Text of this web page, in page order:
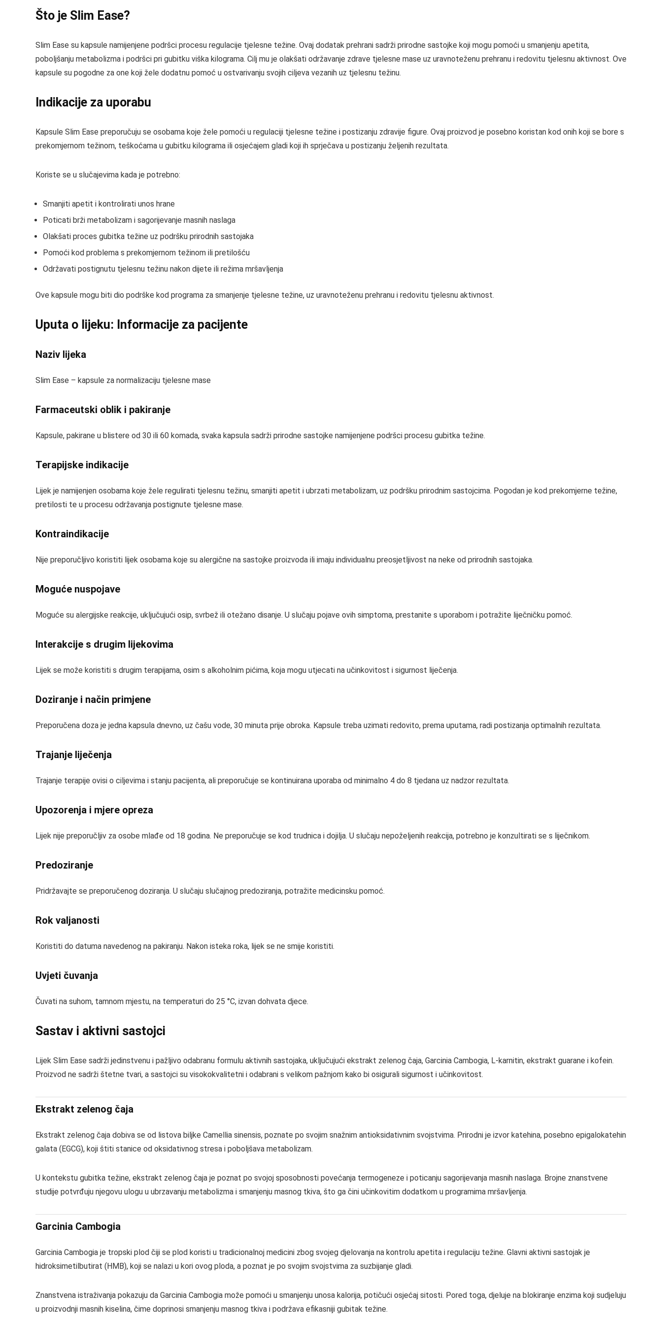
Što je Slim Ease?
Slim Ease su kapsule namijenjene podršci procesu regulacije tjelesne težine. Ovaj dodatak prehrani sadrži prirodne sastojke koji mogu pomoći u smanjenju apetita,
poboljšanju metabolizma i podršci pri gubitku viška kilograma. Cilj mu je olakšati održavanje zdrave tjelesne mase uz uravnoteženu prehranu i redovitu tjelesnu aktivnost. Ove
kapsule su pogodne za one koji žele dodatnu pomoć u ostvarivanju svojih ciljeva vezanih uz tjelesnu težinu.
Indikacije za uporabu
Kapsule Slim Ease preporučuju se osobama koje žele pomoći u regulaciji tjelesne težine i postizanju zdravije figure. Ovaj proizvod je posebno koristan kod onih koji se bore s
prekomjernom težinom, teškoćama u gubitku kilograma ili osjećajem gladi koji ih sprječava u postizanju željenih rezultata.
Koriste se u slučajevima kada je potrebno:
Smanjiti apetit i kontrolirati unos hrane
Poticati brži metabolizam i sagorijevanje masnih naslaga
Olakšati proces gubitka težine uz podršku prirodnih sastojaka
Pomoći kod problema s prekomjernom težinom ili pretilošću
Održavati postignutu tjelesnu težinu nakon dijete ili režima mršavljenja
Ove kapsule mogu biti dio podrške kod programa za smanjenje tjelesne težine, uz uravnoteženu prehranu i redovitu tjelesnu aktivnost.
Uputa o lijeku: Informacije za pacijente
Naziv lijeka
Slim Ease – kapsule za normalizaciju tjelesne mase
Farmaceutski oblik i pakiranje
Kapsule, pakirane u blistere od 30 ili 60 komada, svaka kapsula sadrži prirodne sastojke namijenjene podršci procesu gubitka težine.
Terapijske indikacije
Lijek je namijenjen osobama koje žele regulirati tjelesnu težinu, smanjiti apetit i ubrzati metabolizam, uz podršku prirodnim sastojcima. Pogodan je kod prekomjerne težine,
pretilosti te u procesu održavanja postignute tjelesne mase.
Kontraindikacije
Nije preporučljivo koristiti lijek osobama koje su alergične na sastojke proizvoda ili imaju individualnu preosjetljivost na neke od prirodnih sastojaka.
Moguće nuspojave
Moguće su alergijske reakcije, uključujući osip, svrbež ili otežano disanje. U slučaju pojave ovih simptoma, prestanite s uporabom i potražite liječničku pomoć.
Interakcije s drugim lijekovima
Lijek se može koristiti s drugim terapijama, osim s alkoholnim pićima, koja mogu utjecati na učinkovitost i sigurnost liječenja.
Doziranje i način primjene
Preporučena doza je jedna kapsula dnevno, uz čašu vode, 30 minuta prije obroka. Kapsule treba uzimati redovito, prema uputama, radi postizanja optimalnih rezultata.
Trajanje liječenja
Trajanje terapije ovisi o ciljevima i stanju pacijenta, ali preporučuje se kontinuirana uporaba od minimalno 4 do 8 tjedana uz nadzor rezultata.
Upozorenja i mjere opreza
Lijek nije preporučljiv za osobe mlađe od 18 godina. Ne preporučuje se kod trudnica i dojilja. U slučaju nepoželjenih reakcija, potrebno je konzultirati se s liječnikom.
Predoziranje
Pridržavajte se preporučenog doziranja. U slučaju slučajnog predoziranja, potražite medicinsku pomoć.
Rok valjanosti
Koristiti do datuma navedenog na pakiranju. Nakon isteka roka, lijek se ne smije koristiti.
Uvjeti čuvanja
Čuvati na suhom, tamnom mjestu, na temperaturi do 25 °C, izvan dohvata djece.
Sastav i aktivni sastojci
Lijek Slim Ease sadrži jedinstvenu i pažljivo odabranu formulu aktivnih sastojaka, uključujući ekstrakt zelenog čaja, Garcinia Cambogia, L-karnitin, ekstrakt guarane i kofein.
Proizvod ne sadrži štetne tvari, a sastojci su visokokvalitetni i odabrani s velikom pažnjom kako bi osigurali sigurnost i učinkovitost.
Ekstrakt zelenog čaja
Ekstrakt zelenog čaja dobiva se od listova biljke Camellia sinensis, poznate po svojim snažnim antioksidativnim svojstvima. Prirodni je izvor katehina, posebno epigalokatehin
galata (EGCG), koji štiti stanice od oksidativnog stresa i poboljšava metabolizam.
U kontekstu gubitka težine, ekstrakt zelenog čaja je poznat po svojoj sposobnosti povećanja termogeneze i poticanju sagorijevanja masnih naslaga. Brojne znanstvene
studije potvrđuju njegovu ulogu u ubrzavanju metabolizma i smanjenju masnog tkiva, što ga čini učinkovitim dodatkom u programima mršavljenja.
Garcinia Cambogia
Garcinia Cambogia je tropski plod čiji se plod koristi u tradicionalnoj medicini zbog svojeg djelovanja na kontrolu apetita i regulaciju težine. Glavni aktivni sastojak je
hidroksimetilbutirat (HMB), koji se nalazi u kori ovog ploda, a poznat je po svojim svojstvima za suzbijanje gladi.
Znanstvena istraživanja pokazuju da Garcinia Cambogia može pomoći u smanjenju unosa kalorija, potičući osjećaj sitosti. Pored toga, djeluje na blokiranje enzima koji sudjeluju
u proizvodnji masnih kiselina, čime doprinosi smanjenju masnog tkiva i podržava efikasniji gubitak težine.